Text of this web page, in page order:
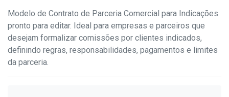
Modelo de Contrato de Parceria Comercial para Indicações
pronto para editar. Ideal para empresas e parceiros que
desejam formalizar comissões por clientes indicados,
definindo regras, responsabilidades, pagamentos e limites
da parceria.